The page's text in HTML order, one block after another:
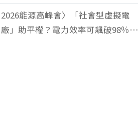
轉型2.0」致勝關鍵
2026能源高峰會〉「社會型虛擬電
廠」助平權？電力效率可飆破98％？